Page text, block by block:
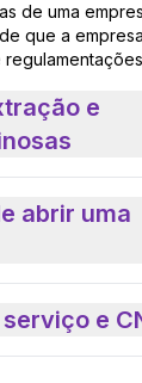
de uma
que a
e
abrir uma
e